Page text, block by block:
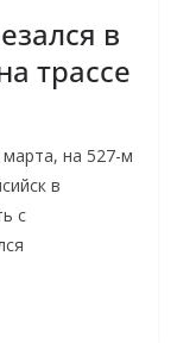
в
трассе
на 527-м
в
с